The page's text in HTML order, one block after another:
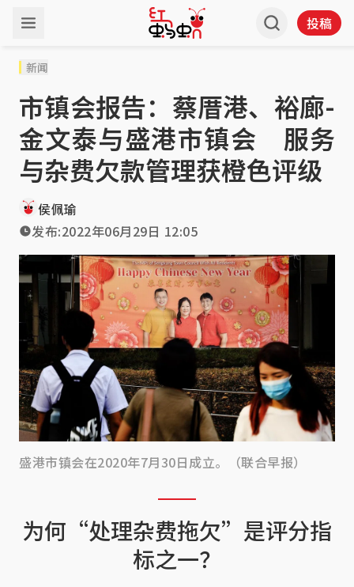
投稿
新闻
市镇会报告：蔡厝港、裕廊-
金文泰与盛港市镇会 服务
与杂费欠款管理获橙色评级
侯佩瑜
发布:2022年06月29日 12:05
盛港市镇会在2020年7月30日成立。（联合早报）
为何“处理杂费拖欠”是评分指
标之一？